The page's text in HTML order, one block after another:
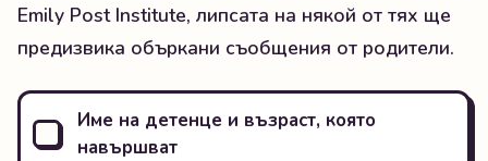
Emily Post Institute, липсата на някой от тях ще
предизвика объркани съобщения от родители.
Име на детенце и възраст, която
навършват